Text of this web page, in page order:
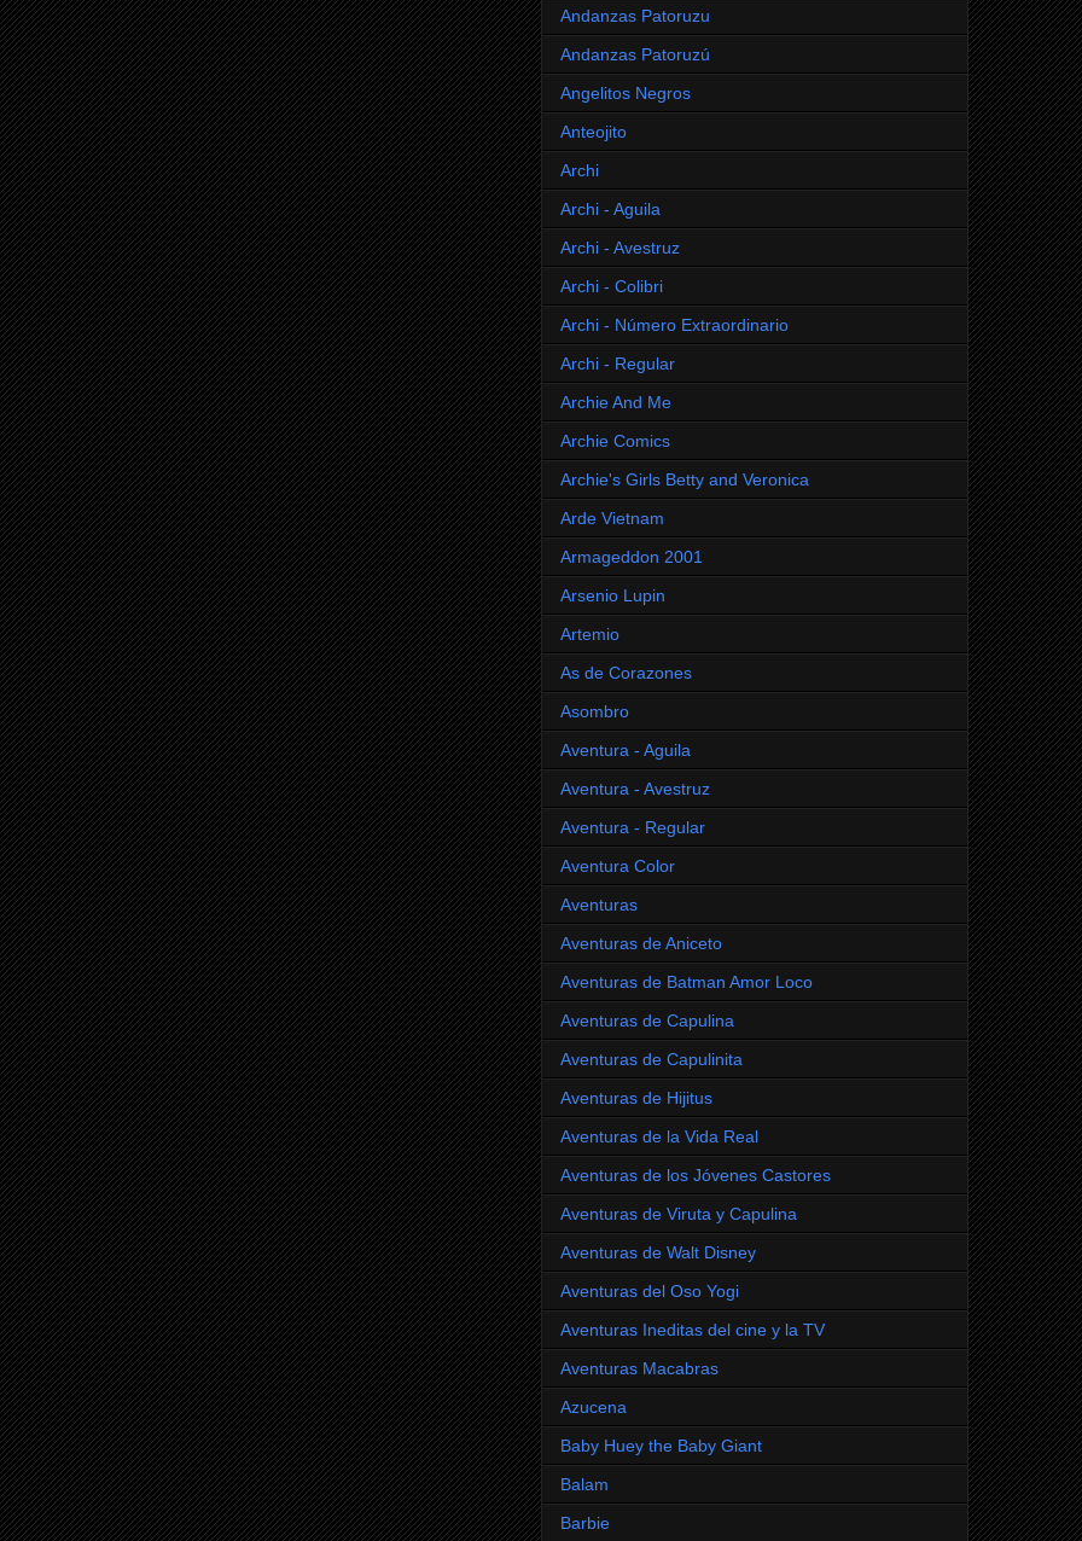
Andanzas Patoruzu
Andanzas Patoruzú
Angelitos Negros
Anteojito
Archi
Archi - Aguila
Archi - Avestruz
Archi - Colibri
Archi - Número Extraordinario
Archi - Regular
Archie And Me
Archie Comics
Archie's Girls Betty and Veronica
Arde Vietnam
Armageddon 2001
Arsenio Lupin
Artemio
As de Corazones
Asombro
Aventura - Aguila
Aventura - Avestruz
Aventura - Regular
Aventura Color
Aventuras
Aventuras de Aniceto
Aventuras de Batman Amor Loco
Aventuras de Capulina
Aventuras de Capulinita
Aventuras de Hijitus
Aventuras de la Vida Real
Aventuras de los Jóvenes Castores
Aventuras de Viruta y Capulina
Aventuras de Walt Disney
Aventuras del Oso Yogi
Aventuras Ineditas del cine y la TV
Aventuras Macabras
Azucena
Baby Huey the Baby Giant
Balam
Barbie